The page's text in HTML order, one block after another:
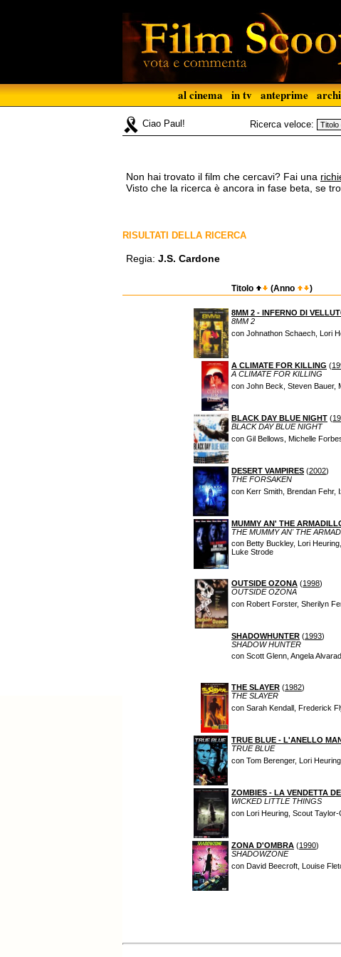
al cinema in tv anteprime
Ciao Paul! Ricerca veloce:
Non hai trovato il film che cercavi? Fai una
Visto che la ricerca è ancora in fase beta, se
RISULTATI DELLA RICERCA
Regia: J.S. Cardone
Titolo (Anno )
8MM 2 - INFERNO DI
8MM 2
con Johnathon Schaech, Lori
A CLIMATE FOR KILLING (
A CLIMATE FOR KILLING
con John Beck, Steven Bauer,
BLACK DAY BLUE NIGHT (
BLACK DAY BLUE NIGHT
con Gil Bellows, Michelle
DESERT VAMPIRES (2002)
THE FORSAKEN
con Kerr Smith, Brendan Fehr,
MUMMY AN' THE
THE MUMMY AN' THE
con Betty Buckley, Lori
Luke Strode
OUTSIDE OZONA (1998)
OUTSIDE OZONA
con Robert Forster, Sherilyn
SHADOWHUNTER (1993)
SHADOW HUNTER
con Scott Glenn, Angela
THE SLAYER (1982)
THE SLAYER
con Sarah Kendall, Frederick
TRUE BLUE - L'ANELLO
TRUE BLUE
con Tom Berenger, Lori
ZOMBIES - LA VENDETTA
WICKED LITTLE THINGS
con Lori Heuring, Scout
ZONA D'OMBRA (1990)
SHADOWZONE
con David Beecroft, Louise